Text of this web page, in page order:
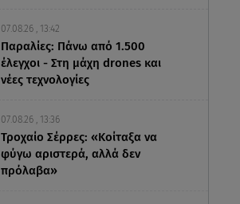
07.08.26 , 13:42
Παραλίες: Πάνω από 1.500
έλεγχοι - Στη μάχη drones και
νέες τεχνολογίες
07.08.26 , 13:36
Τροχαίο Σέρρες: «Κοίταξα να
φύγω αριστερά, αλλά δεν
πρόλαβα»